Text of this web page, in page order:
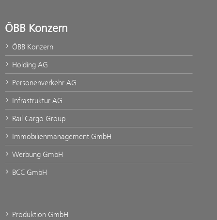
ÖBB Konzern
ÖBB Konzern
Holding AG
Personenverkehr AG
Infrastruktur AG
Rail Cargo Group
Immobilienmanagement GmbH
Werbung GmbH
BCC GmbH
Produktion GmbH